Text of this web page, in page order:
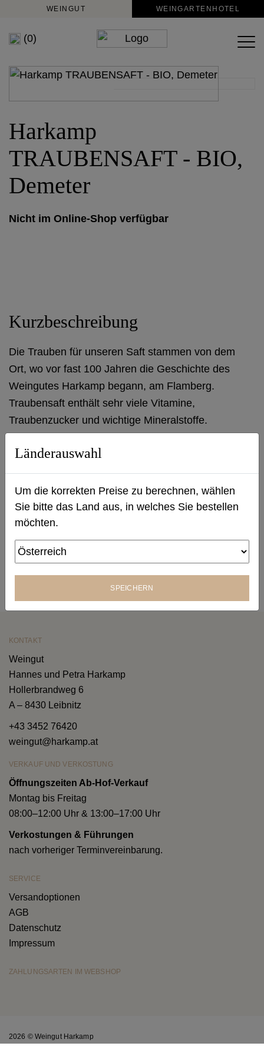
WEINGUT WEINGARTENHOTEL
(0)
Harkamp
TRAUBENSAFT - BIO,
Demeter
Nicht im Online-Shop verfügbar
Kurzbeschreibung
Die Trauben für unseren Saft stammen von dem
Ort, wo vor fast 100 Jahren die Geschichte des
Weingutes Harkamp begann, am Flamberg.
Traubensaft enthält sehr viele Vitamine,
Traubenzucker und wichtige Mineralstoffe.
Produktbeschreibung
Länderauswahl
Um die korrekten Preise zu berechnen, wählen
Sie bitte das Land aus, in welches Sie bestellen
möchten.
SPEICHERN
KONTAKT
Weingut
Hannes und Petra Harkamp
Hollerbrandweg 6
A – 8430 Leibnitz
+43 3452 76420
weingut@harkamp.at
VERKAUF UND VERKOSTUNG
Öffnungszeiten Ab-Hof-Verkauf
Montag bis Freitag
08:00–12:00 Uhr & 13:00–17:00 Uhr
Verkostungen & Führungen
nach vorheriger Terminvereinbarung.
SERVICE
Versandoptionen
AGB
Datenschutz
Impressum
ZAHLUNGSARTEN IM WEBSHOP
2026 © Weingut Harkamp